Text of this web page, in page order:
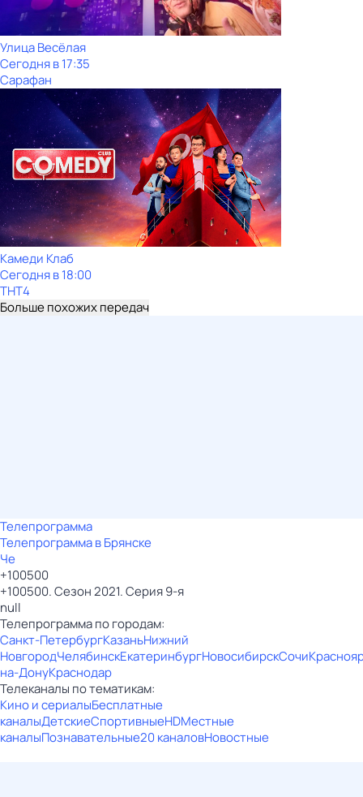
Улица Весёлая
Сегодня в 17:35
Сарафан
Камеди Клаб
Сегодня в 18:00
ТНТ4
Больше похожих передач
Телепрограмма
Телепрограмма в Брянске
Че
+100500
+100500. Сезон 2021. Серия 9-я
null
Телепрограмма по городам:
Санкт-ПетербургКазаньНижний
НовгородЧелябинскЕкатеринбургНовосибирскСочи
на-ДонуКраснодар
Телеканалы по тематикам:
Кино и сериалыБесплатные
каналыДетскиеСпортивныеHDМестные
каналыПознавательные20 каналовНовостные